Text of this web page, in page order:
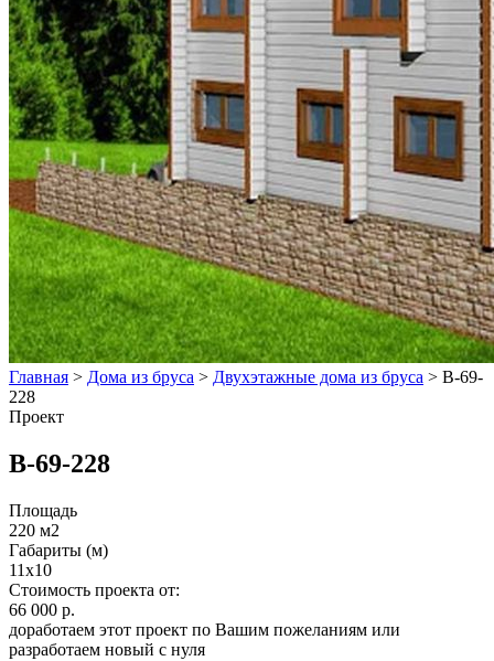
Главная > Дома из бруса > Двухэтажные дома из бруса > В-69-
228
Проект
В-69-228
Площадь
220 м2
Габариты (м)
11x10
Стоимость проекта от:
66 000 р.
доработаем этот проект по Вашим пожеланиям или
разработаем новый с нуля